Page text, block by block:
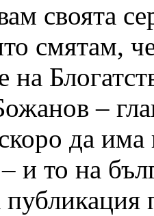
своята
смятам,
на
–
да
и то на